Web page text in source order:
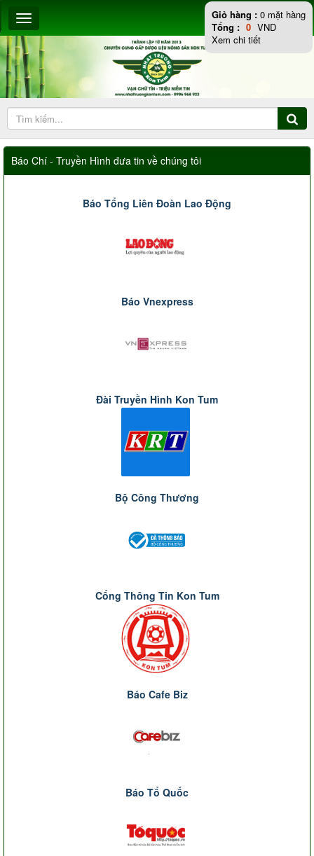
Báo Chí - Truyền Hình đưa tin về chúng tôi
Báo Tổng Liên Đoàn Lao Động
Báo Vnexpress
Đài Truyền Hình Kon Tum
Bộ Công Thương
Cổng Thông Tin Kon Tum
Báo Cafe Biz
Báo Tổ Quốc
Giỏ hàng : 0 mặt hàng
Tổng : 0 VND
Xem chi tiết